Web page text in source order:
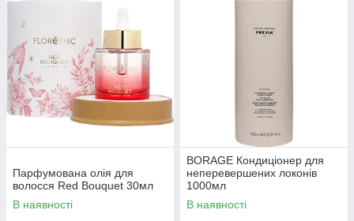
Парфумована олія для
волосся Red Bouquet 30мл
В наявності
BORAGE Кондиціонер для
неперевершених локонів
1000мл
В наявності